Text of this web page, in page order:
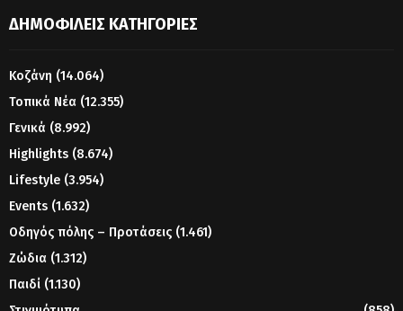
ΔΗΜΟΦΙΛΕΊΣ ΚΑΤΗΓΟΡΊΕΣ
Κοζάνη (14.064)
Τοπικά Νέα (12.355)
Γενικά (8.992)
Highlights (8.674)
Lifestyle (3.954)
Events (1.632)
Οδηγός πόλης – Προτάσεις (1.461)
Ζώδια (1.312)
Παιδί (1.130)